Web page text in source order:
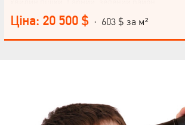
Ціна: 20 500 $ · 603 $ за м²